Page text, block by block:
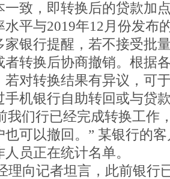
一致，即转换后的贷款加
平与2019年12月份发布
家银行提醒，若不接受批
者转换后协商撤销。根据
若对转换结果有异议，可
手机银行自助转回或与贷
我们行已经完成转换工作
也可以撤回。” 某银行的
员正在统计名单。
理向记者坦言，此前银行